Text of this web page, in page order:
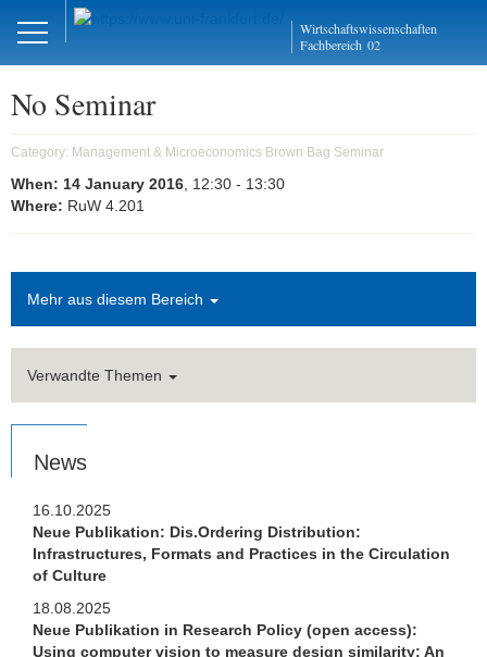
Wirtschaftswissenschaften
Fachbereich 02
DE Close
Management und
Mikroökonomie
Mission Statement
Forschung
AMOS
Brown Bag Seminar
Publikationen
Studium
Stellen­ausschreibungen
No Seminar
Category: Management & Microeconomics Brown Bag Seminar
When: 14 January 2016 , 12:30 - 13:30
Where: RuW 4.201
Mehr aus diesem Bereich
Verwandte Themen
News
16.10.2025
Neue Publikation: Dis.Ordering Distribution:
Infrastructures, Formats and Practices in the Circulation
of Culture
18.08.2025
Neue Publikation in Research Policy (open access):
Using computer vision to measure design similarity: An